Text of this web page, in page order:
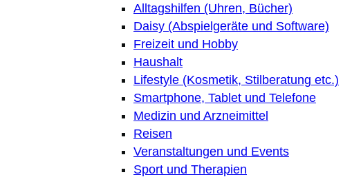
Alltagshilfen (Uhren, Bücher)
Daisy (Abspielgeräte und Software)
Freizeit und Hobby
Haushalt
Lifestyle (Kosmetik, Stilberatung etc.)
Smartphone, Tablet und Telefone
Medizin und Arzneimittel
Reisen
Veranstaltungen und Events
Sport und Therapien